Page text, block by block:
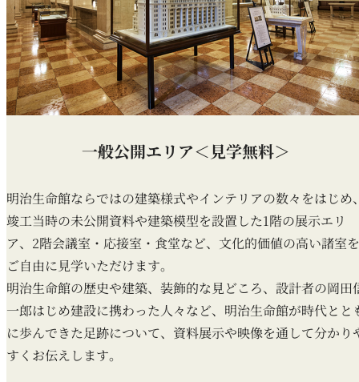
一般公開エリア＜見学無料＞
明治生命館ならではの建築様式やインテリアの数々をはじめ
竣工当時の未公開資料や建築模型を設置した1階の展示エリ
ア、2階会議室・応接室・食堂など、文化的価値の高い諸室を
ご自由に見学いただけます。
明治生命館の歴史や建築、装飾的な見どころ、設計者の岡田
一郎はじめ建設に携わった人々など、明治生命館が時代とと
に歩んできた足跡について、資料展示や映像を通して分かり
すくお伝えします。